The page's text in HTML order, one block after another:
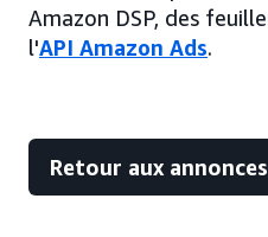
Amazon DSP, des
l'API Amazon Ads.
Retour aux annonces